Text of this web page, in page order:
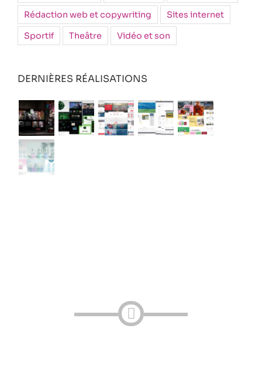
Rédaction web et copywriting
Sites internet
Sportif
Theâtre Vidéo et son
DERNIÈRES RÉALISATIONS